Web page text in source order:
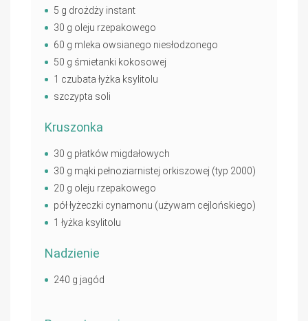
5 g drożdży instant
30 g oleju rzepakowego
60 g mleka owsianego niesłodzonego
50 g śmietanki kokosowej
1 czubata łyżka ksylitolu
szczypta soli
Kruszonka
30 g płatków migdałowych
30 g mąki pełnoziarnistej orkiszowej (typ 2000)
20 g oleju rzepakowego
pół łyżeczki cynamonu (używam cejlońskiego)
1 łyżka ksylitolu
Nadzienie
240 g jagód